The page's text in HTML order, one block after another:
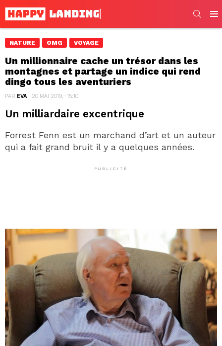
NATURE OMG VOYAGE
Un millionnaire cache un trésor dans les
montagnes et partage un indice qui rend
dingo tous les aventuriers
PAR EVA 20 MAI 2019, · 15:10
Un milliardaire excentrique
Forrest Fenn est un marchand d’art et un auteur
qui a fait grand bruit il y a quelques années.
PUBLICITÉ